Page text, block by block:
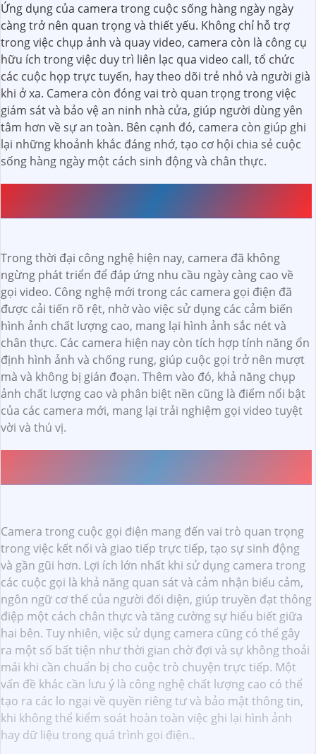
Ứng dụng của camera trong cuộc sống hàng ngày ngày
càng trở nên quan trọng và thiết yếu. Không chỉ hỗ trợ
trong việc chụp ảnh và quay video, camera còn là công cụ
hữu ích trong việc duy trì liên lạc qua video call, tổ chức
các cuộc họp trực tuyến, hay theo dõi trẻ nhỏ và người già
khi ở xa. Camera còn đóng vai trò quan trọng trong việc
giám sát và bảo vệ an ninh nhà cửa, giúp người dùng yên
tâm hơn về sự an toàn. Bên cạnh đó, camera còn giúp ghi
lại những khoảnh khắc đáng nhớ, tạo cơ hội chia sẻ cuộc
sống hàng ngày một cách sinh động và chân thực.
Trong thời đại công nghệ hiện nay, camera đã không
ngừng phát triển để đáp ứng nhu cầu ngày càng cao về
gọi video. Công nghệ mới trong các camera gọi điện đã
được cải tiến rõ rệt, nhờ vào việc sử dụng các cảm biến
hình ảnh chất lượng cao, mang lại hình ảnh sắc nét và
chân thực. Các camera hiện nay còn tích hợp tính năng ổn
định hình ảnh và chống rung, giúp cuộc gọi trở nên mượt
mà và không bị gián đoạn. Thêm vào đó, khả năng chụp
ảnh chất lượng cao và phân biệt nền cũng là điểm nổi bật
của các camera mới, mang lại trải nghiệm gọi video tuyệt
vời và thú vị.
Camera trong cuộc gọi điện mang đến vai trò quan trọng
trong việc kết nối và giao tiếp trực tiếp, tạo sự sinh động
và gần gũi hơn. Lợi ích lớn nhất khi sử dụng camera trong
các cuộc gọi là khả năng quan sát và cảm nhận biểu cảm,
ngôn ngữ cơ thể của người đối diện, giúp truyền đạt thông
điệp một cách chân thực và tăng cường sự hiểu biết giữa
hai bên. Tuy nhiên, việc sử dụng camera cũng có thể gây
ra một số bất tiện như thời gian chờ đợi và sự không thoải
mái khi cần chuẩn bị cho cuộc trò chuyện trực tiếp. Một
vấn đề khác cần lưu ý là công nghệ chất lượng cao có thể
tạo ra các lo ngại về quyền riêng tư và bảo mật thông tin,
khi không thể kiểm soát hoàn toàn việc ghi lại hình ảnh
hay dữ liệu trong quá trình gọi điện..